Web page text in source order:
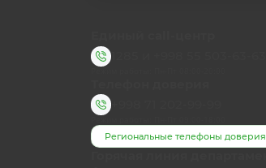
Региональные телефоны доверия